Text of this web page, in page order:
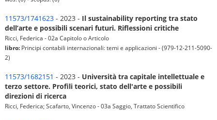
11573/1741623 - 2023 - Il sustainability reporting tra stato
dell’arte e possibili scenari futuri. Riflessioni critiche
Ricci, Federica - 02a Capitolo o Articolo
libro: Principi contabili internazionali: temi e applicazioni - (979-12-211-5090-
2)
11573/1682151 - 2023 - Università tra capitale intellettuale e
terzo settore. Profili teorici, stato dell'arte e possibili
direzioni di ricerca
Ricci, Federica; Scafarto, Vincenzo - 03a Saggio, Trattato Scientifico